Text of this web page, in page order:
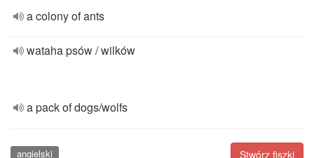
a colony of ants
wataha psów / wilków
a pack of dogs/wolfs
Stwórz fiszki
angielski